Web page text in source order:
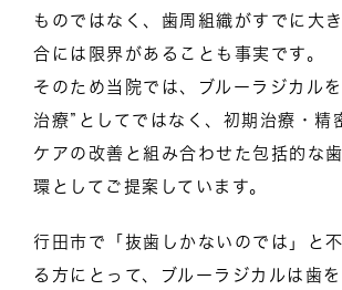
ものではなく、歯周組織がすでに大
合には限界があることも事実です。
そのため当院では、ブルーラジカル
治療”としてではなく、初期治療・精
ケアの改善と組み合わせた包括的な
環としてご提案しています。
行田市で「抜歯しかないのでは」と
る方にとって、ブルーラジカルは歯